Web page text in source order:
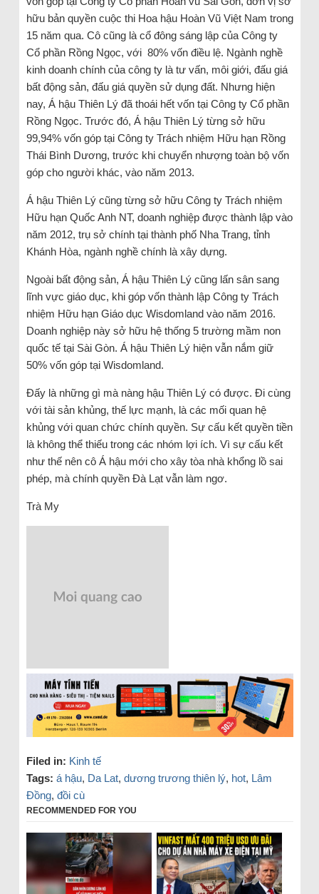
hữu bản quyền cuộc thi Hoa hậu Hoàn Vũ Việt Nam trong
15 năm qua. Cô cũng là cổ đông sáng lập của Công ty
Cổ phần Rồng Ngọc, với 80% vốn điều lệ. Ngành nghề
kinh doanh chính của công ty là tư vấn, môi giới, đấu giá
bất động sản, đấu giá quyền sử dụng đất. Nhưng hiện
nay, Á hậu Thiên Lý đã thoái hết vốn tại Công ty Cổ phần
Rồng Ngọc. Trước đó, Á hậu Thiên Lý từng sở hữu
99,94% vốn góp tại Công ty Trách nhiệm Hữu hạn Rồng
Thái Bình Dương, trước khi chuyển nhượng toàn bộ vốn
góp cho người khác, vào năm 2013.
Á hậu Thiên Lý cũng từng sở hữu Công ty Trách nhiệm
Hữu hạn Quốc Anh NT, doanh nghiệp được thành lập vào
năm 2012, trụ sở chính tại thành phố Nha Trang, tỉnh
Khánh Hòa, ngành nghề chính là xây dựng.
Ngoài bất động sản, Á hậu Thiên Lý cũng lấn sân sang
lĩnh vực giáo dục, khi góp vốn thành lập Công ty Trách
nhiệm Hữu hạn Giáo dục Wisdomland vào năm 2016.
Doanh nghiệp này sở hữu hệ thống 5 trường mầm non
quốc tế tại Sài Gòn. Á hậu Thiên Lý hiện vẫn nắm giữ
50% vốn góp tại Wisdomland.
Đấy là những gì mà nàng hậu Thiên Lý có được. Đi cùng
với tài sản khủng, thế lực mạnh, là các mối quan hệ
khủng với quan chức chính quyền. Sự cấu kết quyền tiền
là không thể thiếu trong các nhóm lợi ích. Vì sự cấu kết
như thế nên cô Á hậu mới cho xây tòa nhà khổng lồ sai
phép, mà chính quyền Đà Lạt vẫn làm ngơ.
Trà My
Filed in: Kinh tế
Tags: á hậu, Da Lat, dương trương thiên lý, hot, Lâm
Đồng, đồi cù
RECOMMENDED FOR YOU